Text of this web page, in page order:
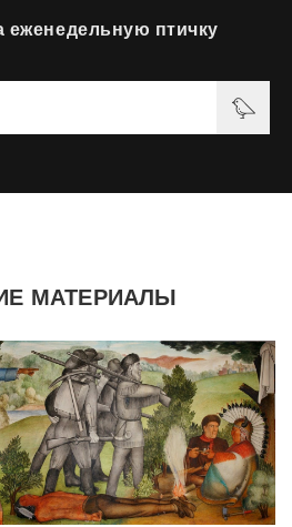
еженедельную птичку
МАТЕРИАЛЫ